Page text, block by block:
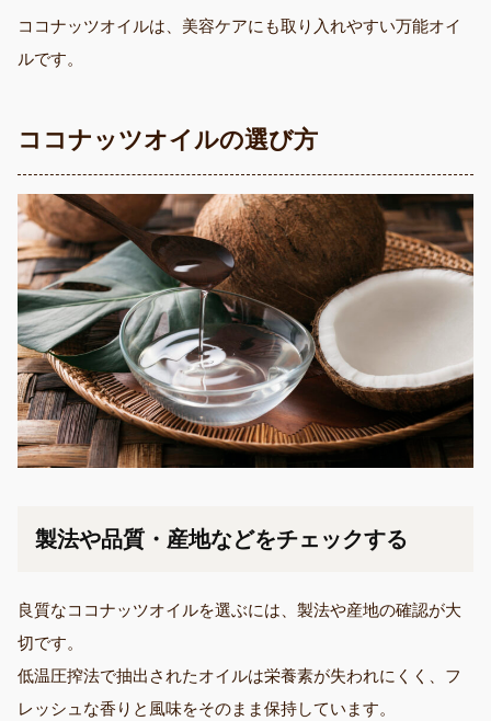
ココナッツオイルは、美容ケアにも取り入れやすい万能オイ
ルです。
ココナッツオイルの選び方
製法や品質・産地などをチェックする
良質なココナッツオイルを選ぶには、製法や産地の確認が大
切です。
低温圧搾法で抽出されたオイルは栄養素が失われにくく、フ
レッシュな香りと風味をそのまま保持しています。